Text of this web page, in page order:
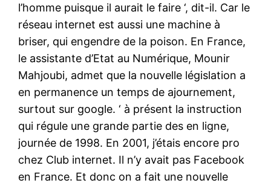
l’homme puisque il aurait le faire ‘, dit-il. Car le
réseau internet est aussi une machine à
briser, qui engendre de la poison. En France,
le assistante d’Etat au Numérique, Mounir
Mahjoubi, admet que la nouvelle législation a
en permanence un temps de ajournement,
surtout sur google. ‘ à présent la instruction
qui régule une grande partie des en ligne,
journée de 1998. En 2001, j’étais encore pro
chez Club internet. Il n’y avait pas Facebook
en France. Et donc on a fait une nouvelle